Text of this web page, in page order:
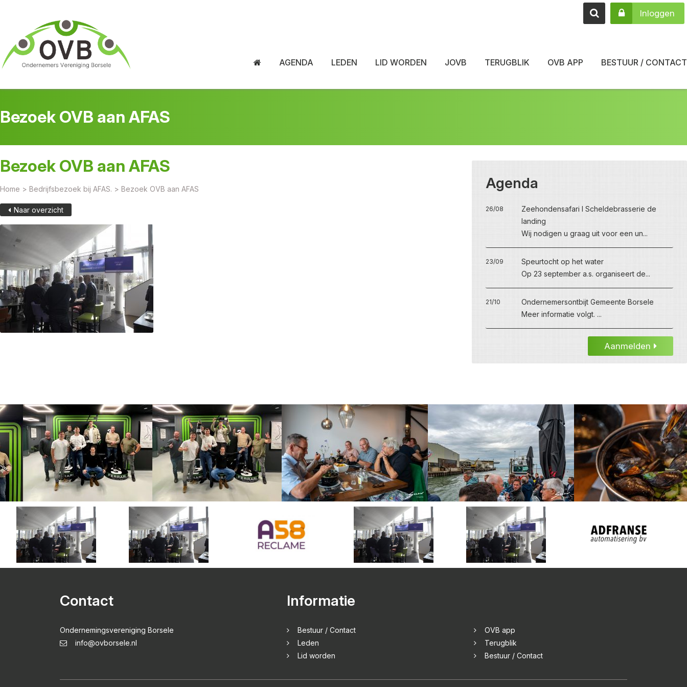
Inloggen
AGENDA LEDEN LID WORDEN JOVB TERUGBLIK OVB APP BESTUUR / CONTACT
Bezoek OVB aan AFAS
Bezoek OVB aan AFAS
Home > Bedrijfsbezoek bij AFAS. > Bezoek OVB aan AFAS
Naar overzicht
Agenda
26/08
Zeehondensafari I Scheldebrasserie de
landing
Wij nodigen u graag uit voor een un...
23/09
Speurtocht op het water
Op 23 september a.s. organiseert de...
21/10
Ondernemersontbijt Gemeente Borsele
Meer informatie volgt. ...
Aanmelden
Contact
Ondernemingsvereniging Borsele
info@ovborsele.nl
Informatie
Bestuur / Contact
Leden
Lid worden
OVB app
Terugblik
Bestuur / Contact